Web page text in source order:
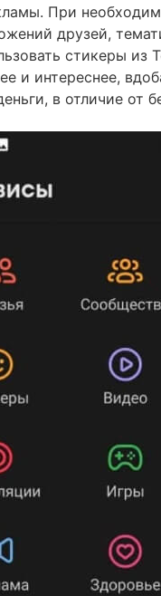
При
друзей,
стикеры из
и интереснее,
в отличие от